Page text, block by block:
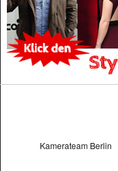
Kamerateam Berlin